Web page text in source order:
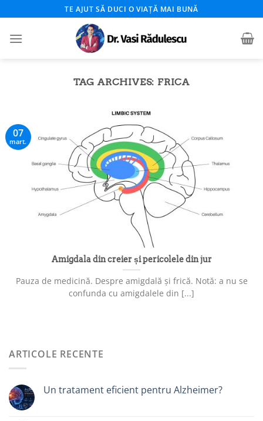
to
content
TE AJUT SĂ DUCI O VIAȚĂ MAI BUNĂ
TAG ARCHIVES: FRICA
Amigdala din creier și pericolele din jur
Pauza de medicină. Despre amigdală și frică. Notă: a nu se
confunda cu amigdalele din [...]
07
mart.
ARTICOLE RECENTE
Un tratament eficient pentru Alzheimer?